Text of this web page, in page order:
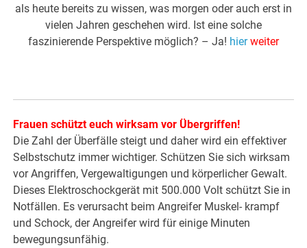
als heute bereits zu wissen, was morgen oder auch erst in
vielen Jahren geschehen wird. Ist eine solche
faszinierende Perspektive möglich? – Ja! hierweiter
Frauen schützt euch wirksam vor Übergriffen!
Die Zahl der Überfälle steigt und daher wird ein effektiver
Selbstschutz immer wichtiger. Schützen Sie sich wirksam
vor Angriffen, Vergewaltigungen und körperlicher Gewalt.
Dieses Elektroschockgerät mit 500.000 Volt schützt Sie in
Notfällen. Es verursacht beim Angreifer Muskel- krampf
und Schock, der Angreifer wird für einige Minuten
bewegungsunfähig.